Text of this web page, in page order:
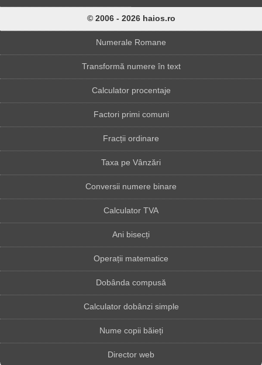
© 2006 - 2026 haios.ro
Numerale Romane
Transformă numere în text
Calculator procentaje
Factori primi comuni
Fracții ordinare
Taxa pe Vânzări
Conversii numere binare
Calculator TVA
Ani bisecți
Operații matematice
Dobânda compusă
Calculator dobânzi simple
Nume copii băieți
Director web